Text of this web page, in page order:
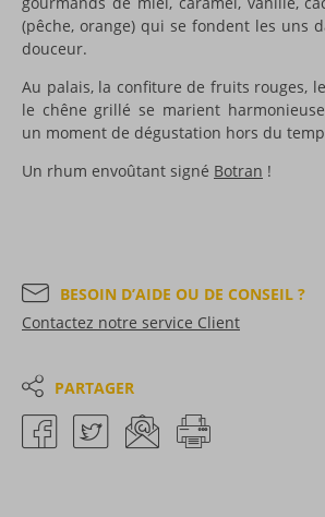
(pêche, orange) qui se fondent les uns
douceur.
Au palais, la confiture de fruits rouges,
le chêne grillé se marient
un moment de dégustation hors du
Un rhum envoûtant signé Botran !
BESOIN D’AIDE OU DE CONSEIL ?
Contactez notre service Client
PARTAGER